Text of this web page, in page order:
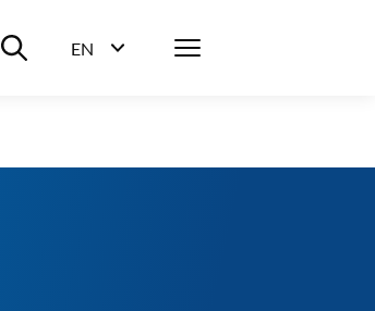
Suche ein-/ausblenden
EN
Menü